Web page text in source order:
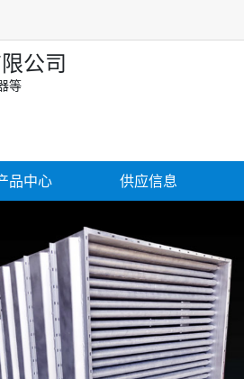
公司
等
品中心 供应信息